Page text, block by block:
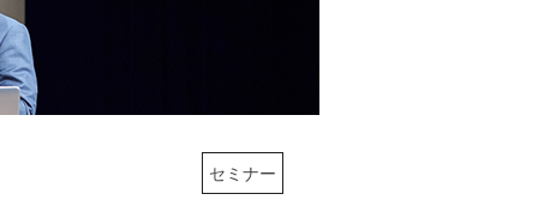
セミナー